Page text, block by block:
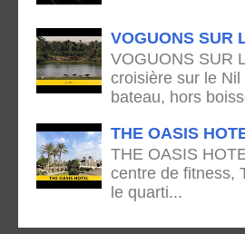
VOGUONS SUR
VOGUONS SUR
croisière sur le
bateau, hors
THE OASIS
THE OASIS
centre de fitness,
le quarti...